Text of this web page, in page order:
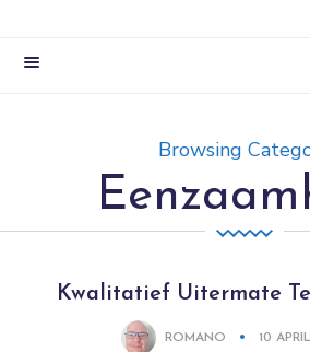
Browsing
Kwalitatief Uitermate
ROMANO 10